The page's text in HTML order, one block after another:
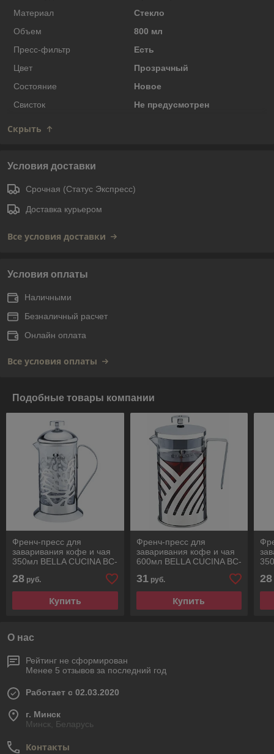
Материал
Стекло
Объем
800 мл
Пресс-фильтр
Есть
Цвет
Прозрачный
Состояние
Новое
Свисток
Не предусмотрен
Скрыть
Условия доставки
Срочная (Статус Экспресс)
Доставка курьером
Все условия доставки
Условия оплаты
Наличными
Безналичный расчет
Онлайн оплата
Все условия оплаты
Подобные товары компании
Френч-пресс для
заваривания кофе и чая
350мл BELLA CUCINA BC-
28 руб.
Купить
Френч-пресс для
заваривания кофе и чая
600мл BELLA CUCINA BC-
31руб.
Купить
28
О нас
Рейтинг не сформирован
Менее 5 отзывов за последний год
Работает с 02.03.2020
г. Минск
Минск, Беларусь
Контакты